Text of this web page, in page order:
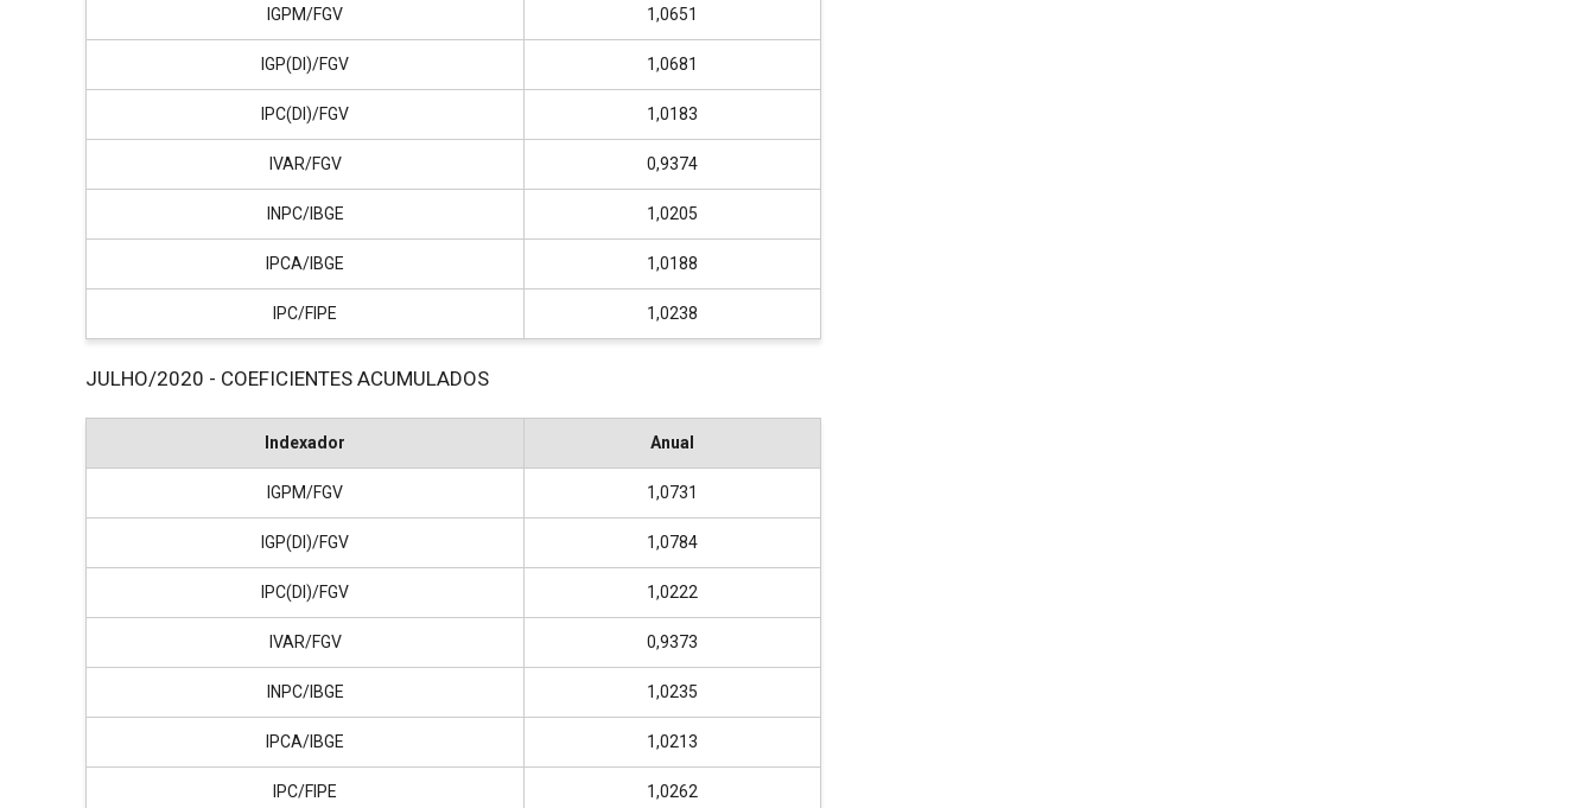
IGPM/FGV 1,0651
IGP(DI)/FGV 1,0681
IPC(DI)/FGV 1,0183
IVAR/FGV 0,9374
INPC/IBGE 1,0205
IPCA/IBGE 1,0188
IPC/FIPE 1,0238
JULHO/2020 - COEFICIENTES ACUMULADOS
Indexador Anual
IGPM/FGV 1,0731
IGP(DI)/FGV 1,0784
IPC(DI)/FGV 1,0222
IVAR/FGV 0,9373
INPC/IBGE 1,0235
IPCA/IBGE 1,0213
IPC/FIPE 1,0262